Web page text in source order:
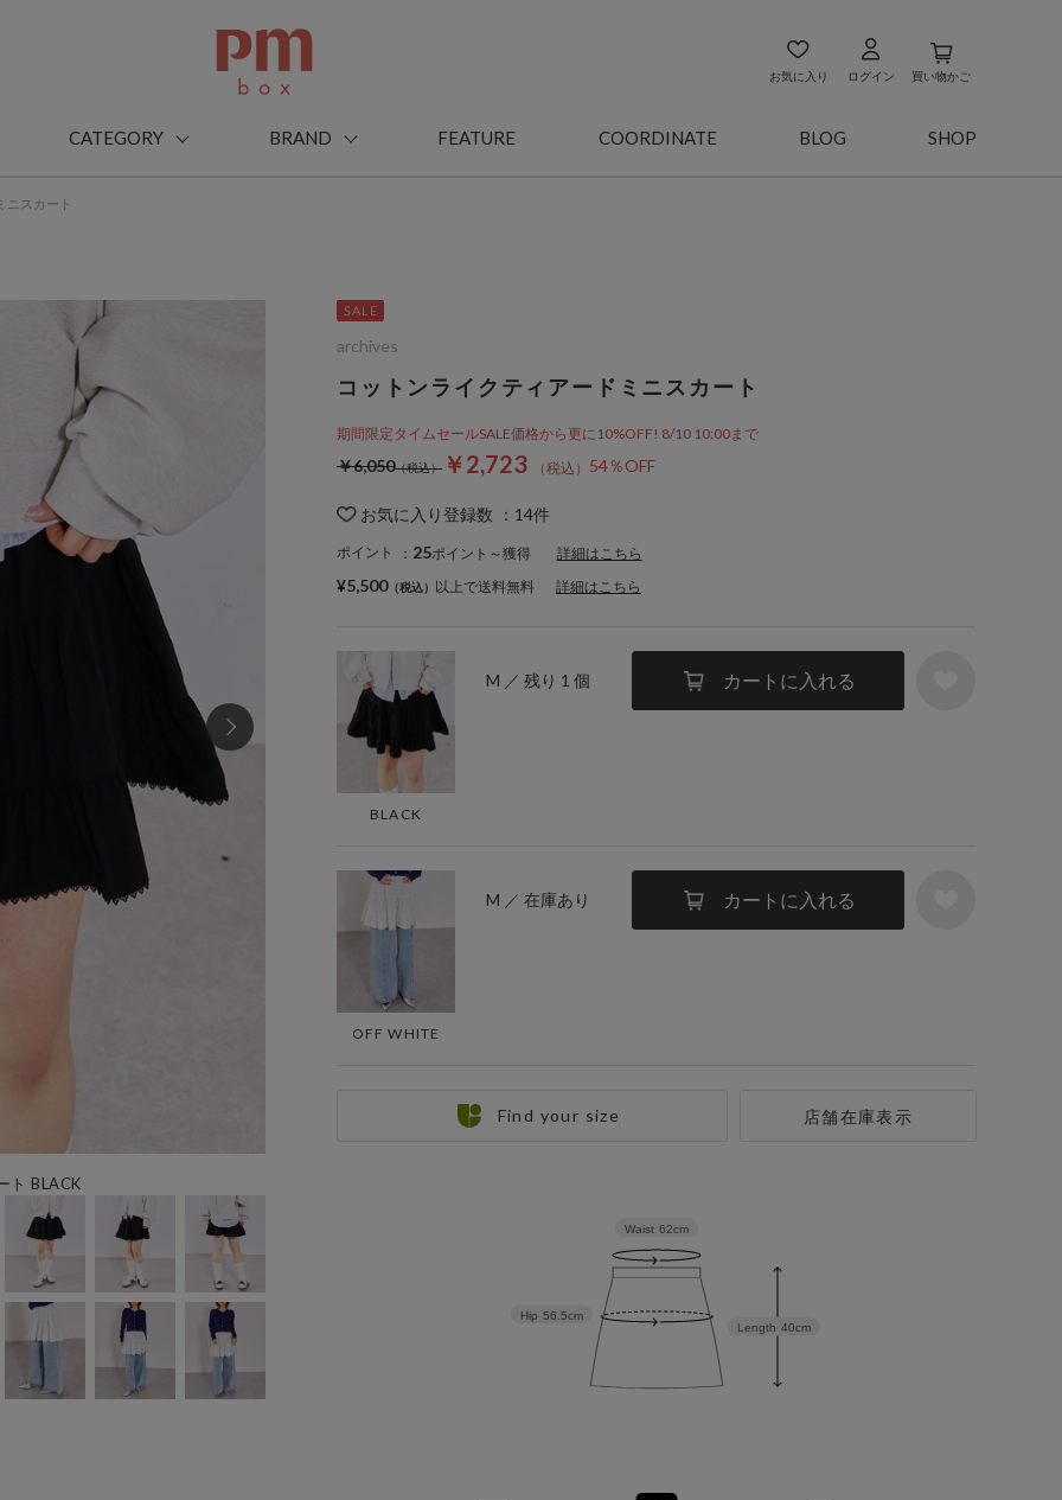
お気に入り ログイン 買い物かご
CATEGORY BRAND FEATURE COORDINATE BLOG SHOP
ニスカート
ト BLACK
コットンライクティアードミニスカート
期間限定タイムセールSALE価格から更に10%OFF! 8/10 10:00まで
￥2,723 54％OFF
￥6,050
お気に入り登録数 ： 14件
ポイント ： 25ポイント～獲得 詳細はこちら
BLACK
M ／ 残り 1 個 カートに入れる
OFF WHITE
M ／ 在庫あり カートに入れる
店舗在庫表示
archives
¥5,500 以上で送料無料 詳細はこちら
Find your size
Length 40cm
Hip 56.5cm
Waist 62cm